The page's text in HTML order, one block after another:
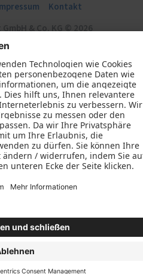
Kontakt
& Co. KG © 2026